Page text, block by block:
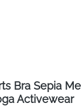
Bra Sepia
Activewear